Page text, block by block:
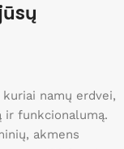
namų erdvei,
ir funkcionalumą.
akmens